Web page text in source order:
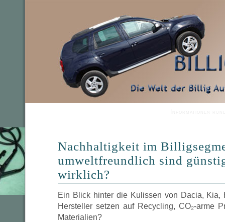
Nachhaltigkeit im
umweltfreundlich sind
wirklich?
Ein Blick hinter die Kulissen von Dacia,
Hersteller setzen auf Recycling, CO₂-arme
Materialien?